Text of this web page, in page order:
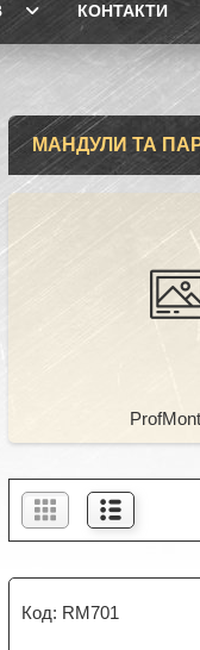
КОНТАКТИ
МАНДУЛИ ТА
RM701